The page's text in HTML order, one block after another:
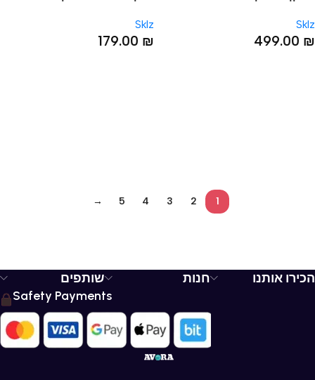
Sklz
499.00 ₪
Sklz
179.00 ₪
1
2
3
4
5
→
הכירו אותנו חנות
שותפים
Safety Payments